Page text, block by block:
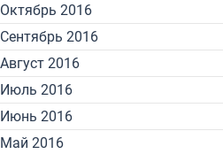
Октябрь 2016
Сентябрь 2016
Август 2016
Июль 2016
Июнь 2016
Май 2016